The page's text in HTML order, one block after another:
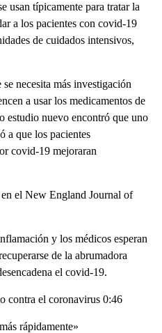
típicamente para tratar la
a los pacientes con covid-19
de cuidados intensivos,
necesita más investigación
a usar los medicamentos de
estudio nuevo encontró que uno
a que los pacientes
covid-19 mejoraran
el New England Journal of
y los médicos esperan
de la abrumadora
el covid-19.
contra el coronavirus 0:46
rápidamente»